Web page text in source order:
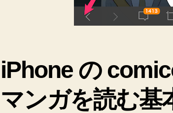
iPhone の
マンガを読む基